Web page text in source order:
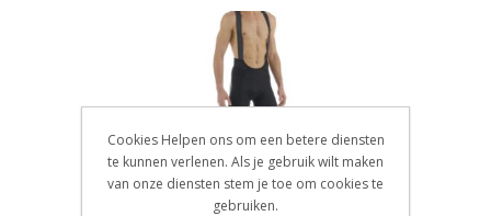
Pinarello broek Tour Black-
Red-White / XS°
Cookies Helpen ons om een betere diensten
te kunnen verlenen. Als je gebruik wilt maken
van onze diensten stem je toe om cookies te
gebruiken.